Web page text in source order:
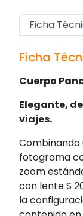
Ficha
Ficha
Cuerpo
Elegante,
viajes.
Combinando
fotograma
zoom
con lente S
la